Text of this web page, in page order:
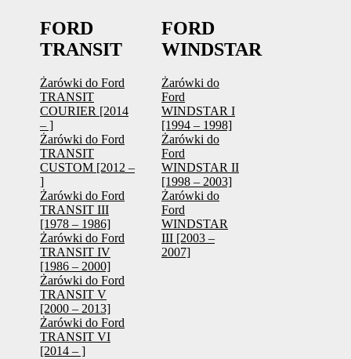
FORD
TRANSIT
Żarówki do Ford
TRANSIT
COURIER [2014
– ]
Żarówki do Ford
TRANSIT
CUSTOM [2012 –
]
Żarówki do Ford
TRANSIT III
[1978 – 1986]
Żarówki do Ford
TRANSIT IV
[1986 – 2000]
Żarówki do Ford
TRANSIT V
[2000 – 2013]
Żarówki do Ford
TRANSIT VI
[2014 – ]
FORD
WINDSTAR
Żarówki do
Ford
WINDSTAR I
[1994 – 1998]
Żarówki do
Ford
WINDSTAR II
[1998 – 2003]
Żarówki do
Ford
WINDSTAR
III [2003 –
2007]